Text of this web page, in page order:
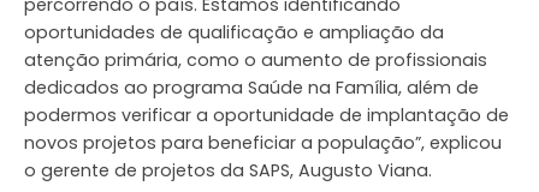
oportunidades de qualificação e ampliação da
atenção primária, como o aumento de profissionais
dedicados ao programa Saúde na Família, além de
podermos verificar a oportunidade de implantação de
novos projetos para beneficiar a população”, explicou
o gerente de projetos da SAPS, Augusto Viana.